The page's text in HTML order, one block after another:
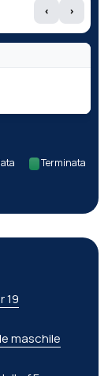
‹ ›
Terminata
19
maschile